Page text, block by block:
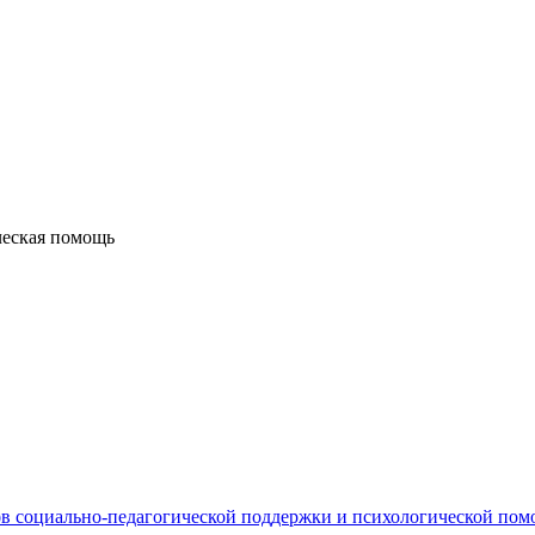
помощь
педагогической поддержки и психологической